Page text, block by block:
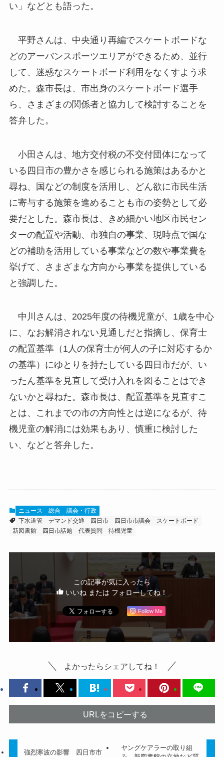
い」などとも語った。
平野さんは、中央通り再編でスケートボードな
どのアーバンスポーツエリアができるため、並行
して、迷惑なスケートボード利用をなくすよう求
めた。森市長は、市出身のスケートボード選手
ら、さまざまの関係者と協力して検討することを
答弁した。
小田さんは、地方交付税の不交付団体になって
いる四日市の豊かさを感じられる施策はあるかと
尋ね、国などの制度を活用し、どん欲に市民生活
に寄与する施策を進めることも市の姿勢として必
要だとした。森市長は、きめ細かい地区市民セン
ターの配置や活動、市独自の事業、現時点で国な
どの補助を活用している事業などの数や事業費を
挙げて、さまざまな方向から事業を提供している
と強調した。
中川さんは、2025年度の待機児童が、1歳を中心
に、なお解消されない見通しだと指摘し、保育士
の配置基準（1人の保育士が何人の子に対応するか
の基準）にゆとりを持たしている四日市だが、い
ったん基準を見直して受け入れを図ることはでき
ないかと尋ねた。森市長は、配置基準を見直すこ
とは、これまでの市の方向性とは逆になるが、待
機児童の解消には効果もあり、慎重に検討した
い、などと答弁した。
ニュース 総合
議会・行政
下水道管
デマンド交通 四日市 四日市市議会
スケートボード
新図書館
四日市話題 代表質問 待機児童
この記事が気に入ったら
いいね または フォローしてね！
Follow Me
よかったらシェアしてね！
URLをコピーする
強烈寒波の影響 四日市市
ヤングケアラーの取り組